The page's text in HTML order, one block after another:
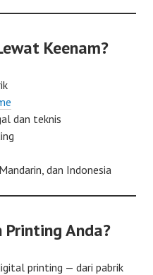
Keenam?
dan teknis
dan Indonesia
Anda?
printing — dari pabrik